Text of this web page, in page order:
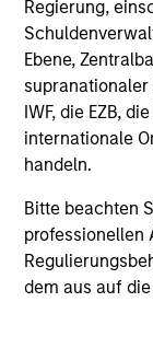
Regierung,
Ebene,
IWF, die EZB,
internationale
handeln.
Bitte beachten
professionellen
dem aus auf
ARTIKEL
Private
Timely
exploring the
investment
class.